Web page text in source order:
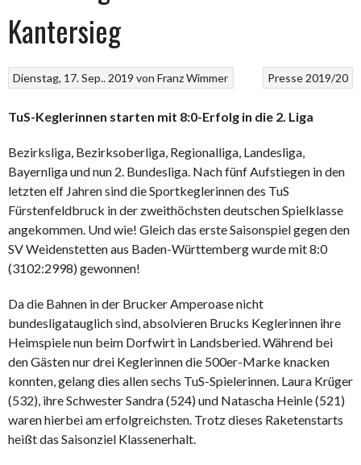
Kantersieg
Presse 2019/20
Dienstag, 17. Sep.. 2019 vonFranz Wimmer
TuS-Keglerinnen starten mit 8:0-Erfolg in die 2. Liga
Bezirksliga, Bezirksoberliga, Regionalliga, Landesliga,
Bayernliga und nun 2. Bundesliga. Nach fünf Aufstiegen in den
letzten elf Jahren sind die Sportkeglerinnen des TuS
Fürstenfeldbruck in der zweithöchsten deutschen Spielklasse
angekommen. Und wie! Gleich das erste Saisonspiel gegen den
SV Weidenstetten aus Baden-Württemberg wurde mit 8:0
(3102:2998) gewonnen!
Da die Bahnen in der Brucker Amperoase nicht
bundesligatauglich sind, absolvieren Brucks Keglerinnen ihre
Heimspiele nun beim Dorfwirt in Landsberied. Während bei
den Gästen nur drei Keglerinnen die 500er-Marke knacken
konnten, gelang dies allen sechs TuS-Spielerinnen. Laura Krüger
(532), ihre Schwester Sandra (524) und Natascha Heinle (521)
waren hierbei am erfolgreichsten. Trotz dieses Raketenstarts
heißt das Saisonziel Klassenerhalt.